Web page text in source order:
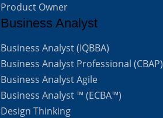
Product Owner
Business Analyst
Business Analyst (IQBBA)
Business Analyst Professional (CBAP)
Business Analyst Agile
Business Analyst ™ (ECBA™)
Design Thinking